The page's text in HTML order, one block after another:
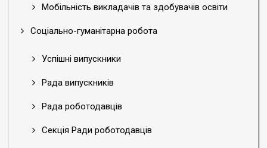
Мобільність викладачів та здобувачів освіти
Соціально-гуманітарна робота
Успішні випускники
Рада випускників
Рада роботодавців
Секція Ради роботодавців